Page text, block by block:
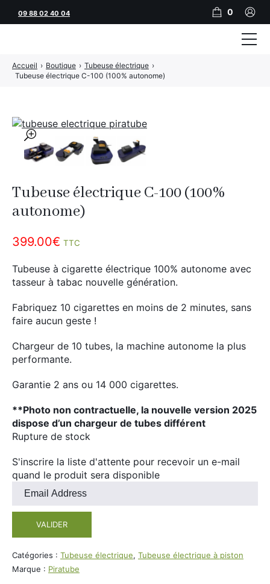
🔍
Tubeuse électrique C-100 (100%
autonome)
399.00€ TTC
Tubeuse à cigarette électrique 100% autonome avec
tasseur à tabac nouvelle génération.
Fabriquez 10 cigarettes en moins de 2 minutes, sans
faire aucun geste !
Chargeur de 10 tubes, la machine autonome la plus
performante.
Garantie 2 ans ou 14 000 cigarettes.
**Photo non contractuelle, la nouvelle version 2025
dispose d’un chargeur de tubes différent
Rupture de stock
S'inscrire la liste d'attente pour recevoir un e-mail
quand le produit sera disponible
Entrez
votre
adresse
mail
pour
rejoindre
VALIDER
Catégories : Tubeuse électrique, Tubeuse électrique à piston
Marque : Piratube
Accueil › Boutique › Tubeuse électrique ›
Tubeuse électrique C-100 (100% autonome)
09 88 02 40 04 0
Tubeuses
Feuilles
Filtres
Briquets
JNR
Adalya
Al Fakher
Cristal Puff
SoGood
50ml
100ml
Booster E-Liquide
CBD
Divers
Salé